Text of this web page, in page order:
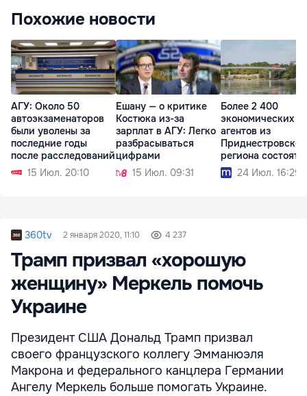
Похожие новости
АГУ: Около 50
автоэкзаменаторов
были уволены за
последние годы
после расследований
15 Июл. 20:10
Ешану — о критике
Костюка из-за
зарплат в АГУ: Легко
разбрасываться
цифрами
15 Июл. 09:31
Более 2 400
экономических
агентов из
региона состоят
учёте в АГУ
24 Июл. 16:29
360tv 2 января 2020, 11:10 4 237
Трамп призвал «хорошую
женщину» Меркель помочь
Украине
Президент США Дональд Трамп призвал
своего французского коллегу Эмманюэля
Макрона и федерального канцлера Германии
Ангелу Меркель больше помогать Украине.